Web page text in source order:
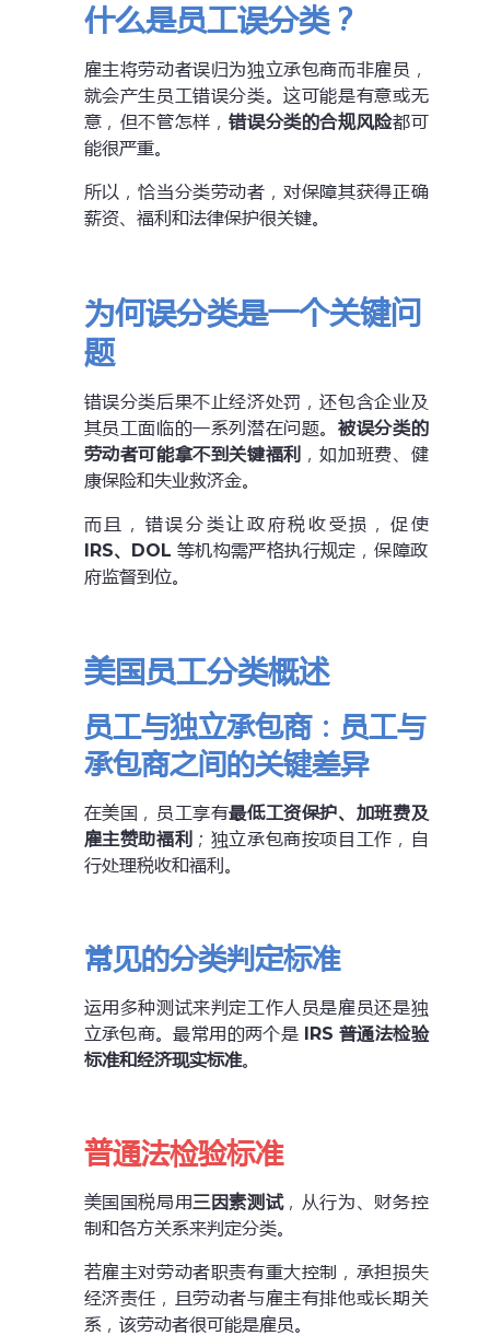
什么是员工误分类？
雇主将劳动者误归为独立承包商而非雇员，
就会产生员工错误分类。这可能是有意或无
意，但不管怎样，错误分类的合规风险都可
能很严重。
所以，恰当分类劳动者，对保障其获得正确
薪资、福利和法律保护很关键。
为何误分类是一个关键问
题
错误分类后果不止经济处罚，还包含企业及
其员工面临的一系列潜在问题。被误分类的
劳动者可能拿不到关键福利 ，如加班费、健
康保险和失业救济金。
而且，错误分类让政府税收受损，促使
IRS、DOL 等机构需严格执行规定，保障政
府监督到位。
美国员工分类概述
员工与独立承包商：员工与
承包商之间的关键差异
在美国，员工享有最低工资保护、加班费及
雇主赞助福利 ；独立承包商按项目工作，自
行处理税收和福利。
常见的分类判定标准
运用多种测试来判定工作人员是雇员还是独
立承包商。最常用的两个是 IRS 普通法检验
标准和经济现实标准。
普通法检验标准
美国国税局用三因素测试，从行为、财务控
制和各方关系来判定分类。
若雇主对劳动者职责有重大控制，承担损失
经济责任，且劳动者与雇主有排他或长期关
系，该劳动者很可能是雇员。